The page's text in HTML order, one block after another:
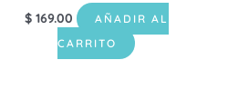
$169.00
AÑADIR AL
CARRITO